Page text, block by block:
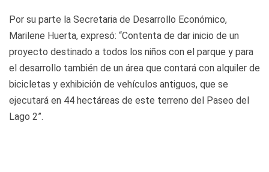
Por su parte la Secretaria de Desarrollo Económico,
Marilene Huerta, expresó: “Contenta de dar inicio de un
proyecto destinado a todos los niños con el parque y para
el desarrollo también de un área que contará con alquiler de
bicicletas y exhibición de vehículos antiguos, que se
ejecutará en 44 hectáreas de este terreno del Paseo del
Lago 2”.